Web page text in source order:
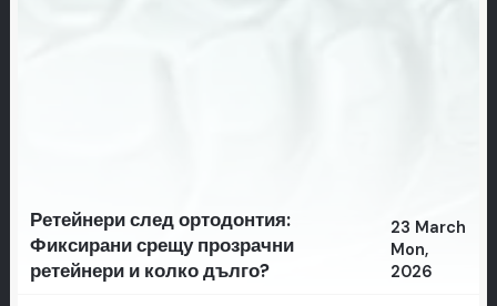
Ретейнери след ортодонтия:
Фиксирани срещу прозрачни
ретейнери и колко дълго?
23 March
Mon,
2026